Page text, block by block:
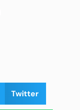
Twitter